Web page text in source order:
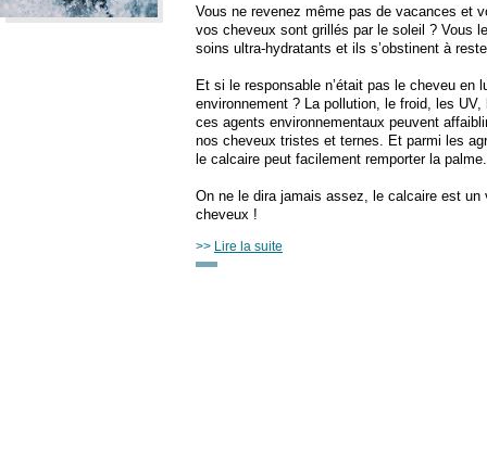
Vous ne revenez même pas de vacances et
vos cheveux sont grillés par le soleil ? Vous
soins ultra-hydratants et ils s’obstinent à
Et si le responsable n’était pas le cheveu en
environnement ? La pollution, le froid, les
ces agents environnementaux peuvent
nos cheveux tristes et ternes. Et parmi les
le calcaire peut facilement remporter la palme.
On ne le dira jamais assez, le calcaire est un
cheveux !
>> Lire la suite